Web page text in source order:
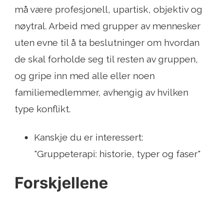
må være profesjonell, upartisk, objektiv og
nøytral. Arbeid med grupper av mennesker
uten evne til å ta beslutninger om hvordan
de skal forholde seg til resten av gruppen,
og gripe inn med alle eller noen
familiemedlemmer, avhengig av hvilken
type konflikt.
Kanskje du er interessert:
"Gruppeterapi: historie, typer og faser"
Forskjellene